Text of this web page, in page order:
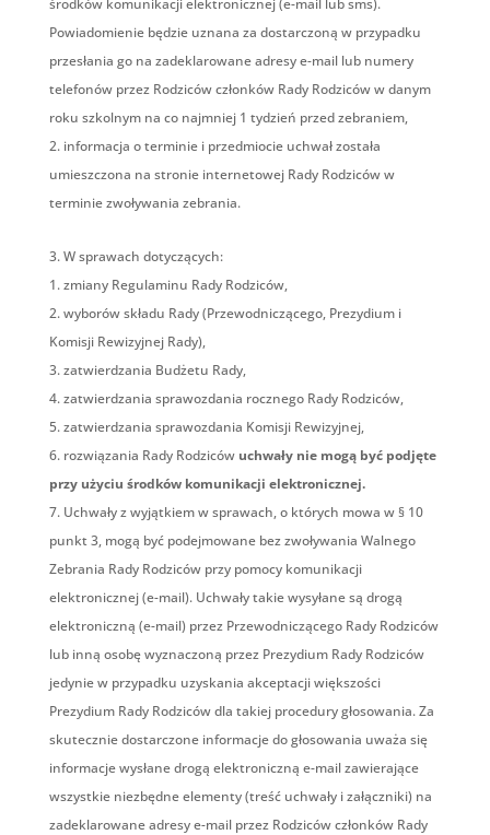
środków komunikacji elektronicznej (e-mail lub sms).
Powiadomienie będzie uznana za dostarczoną w przypadku
przesłania go na zadeklarowane adresy e-mail lub numery
telefonów przez Rodziców członków Rady Rodziców w danym
roku szkolnym na co najmniej 1 tydzień przed zebraniem,
informacja o terminie i przedmiocie uchwał została
umieszczona na stronie internetowej Rady Rodziców w
terminie zwoływania zebrania.
W sprawach dotyczących:
zmiany Regulaminu Rady Rodziców,
wyborów składu Rady (Przewodniczącego, Prezydium i
Komisji Rewizyjnej Rady),
zatwierdzania Budżetu Rady,
zatwierdzania sprawozdania rocznego Rady Rodziców,
zatwierdzania sprawozdania Komisji Rewizyjnej,
rozwiązania Rady Rodziców uchwały nie mogą być podjęte
przy użyciu środków komunikacji elektronicznej.
Uchwały z wyjątkiem w sprawach, o których mowa w § 10
punkt 3, mogą być podejmowane bez zwoływania Walnego
Zebrania Rady Rodziców przy pomocy komunikacji
elektronicznej (e-mail). Uchwały takie wysyłane są drogą
elektroniczną (e-mail) przez Przewodniczącego Rady Rodziców
lub inną osobę wyznaczoną przez Prezydium Rady Rodziców
jedynie w przypadku uzyskania akceptacji większości
Prezydium Rady Rodziców dla takiej procedury głosowania. Za
skutecznie dostarczone informacje do głosowania uważa się
informacje wysłane drogą elektroniczną e-mail zawierające
wszystkie niezbędne elementy (treść uchwały i załączniki) na
zadeklarowane adresy e-mail przez Rodziców członków Rady